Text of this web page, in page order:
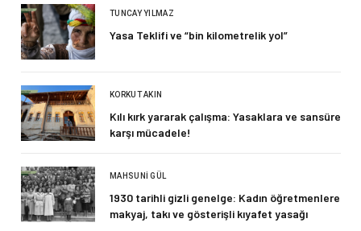
TUNCAY YILMAZ
Yasa Teklifi ve “bin kilometrelik yol”
KORKUT AKIN
Kılı kırk yararak çalışma: Yasaklara ve sansüre
karşı mücadele!
MAHSUNI GÜL
1930 tarihli gizli genelge: Kadın öğretmenlere
makyaj, takı ve gösterişli kıyafet yasağı